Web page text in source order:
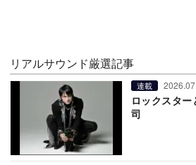
リアルサウンド厳選記事
連載
ロックスタ
司